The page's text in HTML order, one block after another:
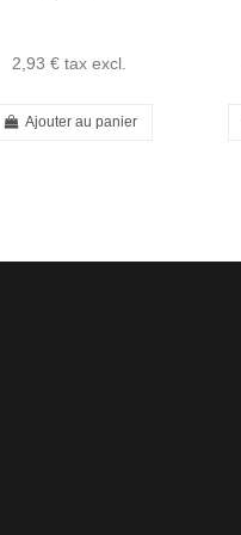
2,93 € tax excl.
Ajouter au panier